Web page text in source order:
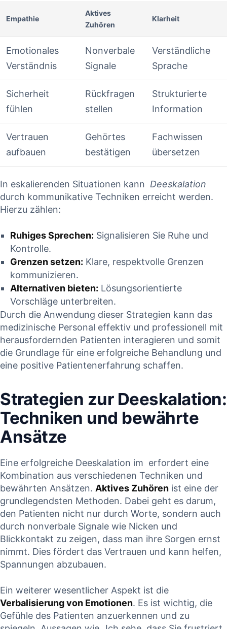
Empathie
Aktives
Zuhören
Klarheit
Emotionales
Verständnis
Nonverbale
Signale
Verständliche⁤
Sprache
Sicherheit
fühlen
Rückfragen
stellen
Strukturierte
Information
Vertrauen
aufbauen
Gehörtes
bestätigen
Fachwissen⁢
übersetzen
In eskalierenden Situationen kann ​ Deeskalation
durch kommunikative Techniken ⁢erreicht werden.
Hierzu zählen:
Ruhiges Sprechen: Signalisieren Sie Ruhe und⁣
Kontrolle.
Grenzen setzen: Klare, respektvolle Grenzen
kommunizieren.
Alternativen bieten: Lösungsorientierte
Vorschläge⁤ unterbreiten.
Durch die Anwendung dieser Strategien kann das
medizinische Personal effektiv und professionell mit
herausfordernden Patienten ​interagieren und ​somit⁣
die Grundlage für eine erfolgreiche Behandlung und
eine positive Patientenerfahrung schaffen.
Strategien zur ‍Deeskalation:
Techniken und bewährte
Ansätze
Eine erfolgreiche Deeskalation im ⁤ erfordert eine‍
Kombination aus⁢ verschiedenen ⁣Techniken ‌und
bewährten Ansätzen. Aktives ‍Zuhören ist⁣ eine ⁤der
grundlegendsten Methoden. Dabei geht⁢ es darum,
den ⁤Patienten nicht nur durch Worte, sondern auch
durch nonverbale‌ Signale wie Nicken und
Blickkontakt zu zeigen, dass man⁣ ihre ‌Sorgen ernst
nimmt. Dies fördert das Vertrauen und kann‍ helfen,
Spannungen abzubauen.
Ein weiterer⁤ wesentlicher Aspekt ist die ⁤
Verbalisierung​ von Emotionen. Es ist wichtig, die
Gefühle des Patienten⁤ anzuerkennen und zu